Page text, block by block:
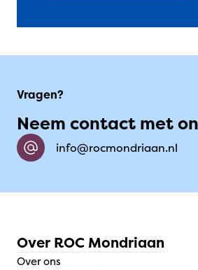
Vragen?
Neem contact met
info@rocmondriaan.nl
Over ROC Mondriaan
Over ons